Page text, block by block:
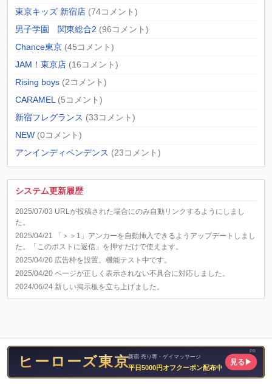
東京キッズ 新宿店 (74コメント)
男子学園 関東総合2 (96コメント)
Chance東京 (45コメント)
JAM！東京店 (16コメント)
Rising boys (2コメント)
CARAMEL (5コメント)
新宿フレグランス (33コメント)
NEW (0コメント)
アンインディペンデンス (23コメント)
システム更新履歴
2025/07/03 URLが投稿された場合にのみ自動リンクするようにしまし
た。
2025/04/21 「＞＞1」アンカーを自動挿入できるようアップデートしまし
た。「このポストに返信」を押すだけで使えます。
2025/04/20 広告枠を設置。機能テスト中です。
2025/04/20 ページが正しく表示されない不具合に対応しました。
2024/06/24 新しい掲示板を立ち上げました。